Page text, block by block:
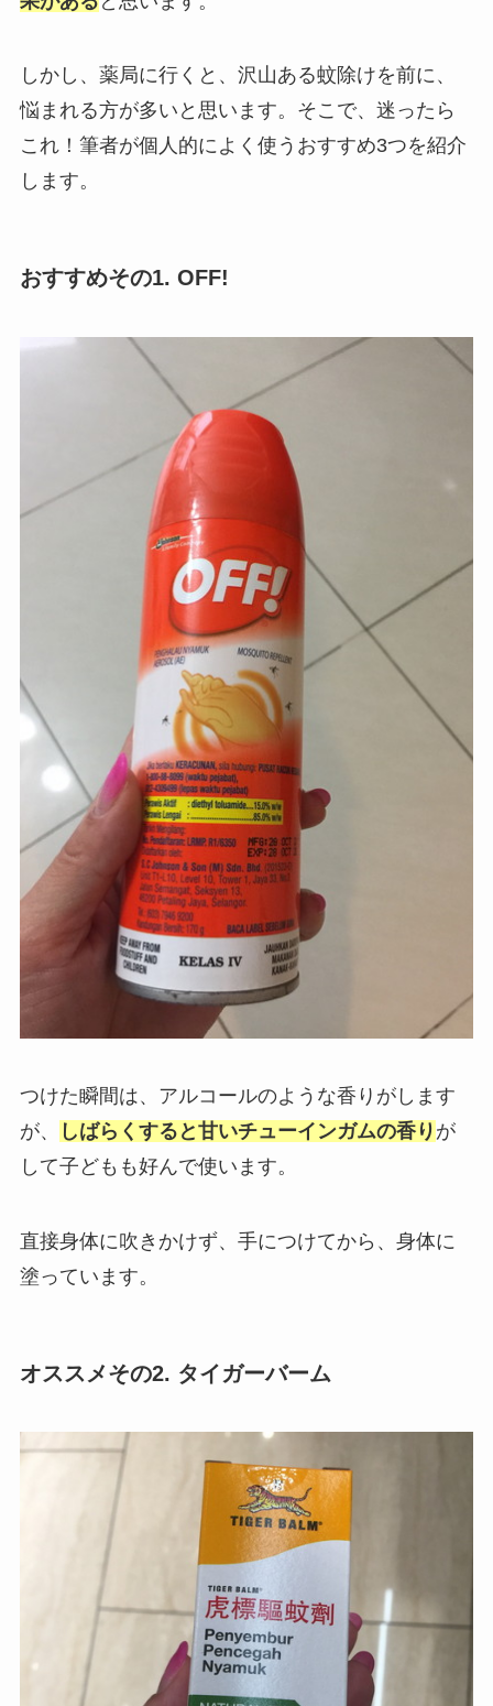
しかし、薬局に行くと、沢山ある蚊除けを前に、
悩まれる方が多いと思います。そこで、迷ったら
これ！筆者が個人的によく使うおすすめ3つを紹介
します。
おすすめその1. OFF!
つけた瞬間は、アルコールのような香りがします
が、
しばらくすると甘いチューインガムの香り が
して子どもも好んで使います。
直接身体に吹きかけず、手につけてから、身体に
塗っています。
オススメその2. タイガーバーム